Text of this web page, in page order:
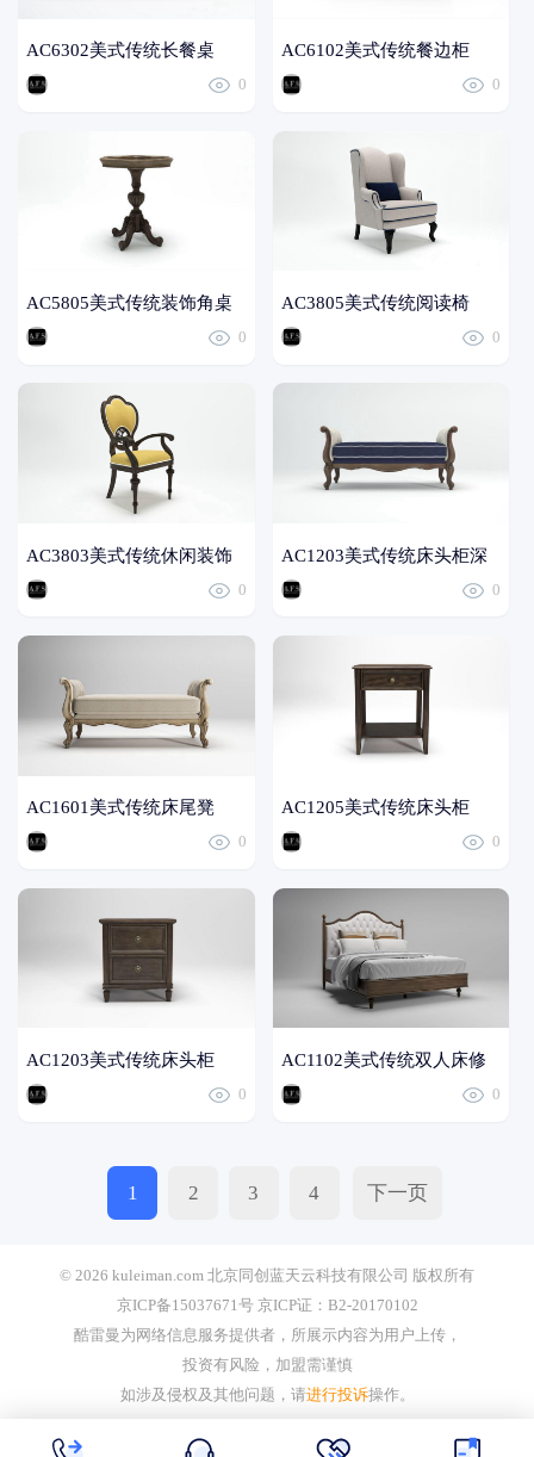
AC6302美式传统长餐桌
0
AC5805美式传统装饰角桌
0
AC3803美式传统休闲装饰
椅
0
AC1601美式传统床尾凳
0
AC1203美式传统床头柜
0
AC6102美式传统餐边柜
0
AC3805美式传统阅读椅
0
AC1203美式传统床头柜深
色
0
AC1205美式传统床头柜
0
AC1102美式传统双人床修
改
0
1 2 3 4 下一页
© 2026 kuleiman.com 北京同创蓝天云科技有限公司 版权所有
京ICP备15037671号 京ICP证：B2-20170102
酷雷曼为网络信息服务提供者，所展示内容为用户上传，
投资有风险，加盟需谨慎
如涉及侵权及其他问题，请进行投诉操作。